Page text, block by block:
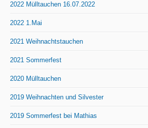
2022 Mülltauchen 16.07.2022
2022 1.Mai
2021 Weihnachtstauchen
2021 Sommerfest
2020 Mülltauchen
2019 Weihnachten und Silvester
2019 Sommerfest bei Mathias